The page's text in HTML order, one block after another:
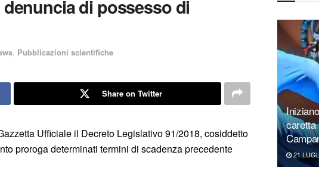
di possesso di
, Pubblicazioni scientifiche
Share on Twitter
Ufficiale il Decreto Legislativo 91/2018, cosiddetto
proroga determinati termini di scadenza precedente
caretta
21